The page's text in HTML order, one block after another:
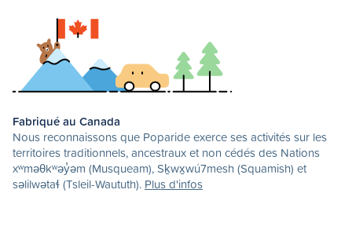
Fabriqué au Canada
Nous reconnaissons que Poparide exerce ses activités sur les
territoires traditionnels, ancestraux et non cédés des Nations
xʷməθkʷəy̓əm (Musqueam), Sḵwx̱wú7mesh (Squamish) et
səlilwətaɬ (Tsleil-Waututh). Plus d'infos